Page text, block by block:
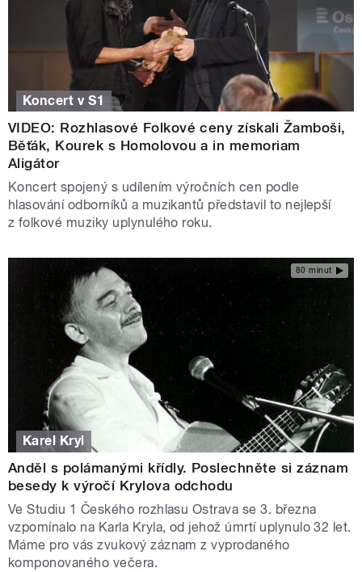
Koncert v S1
VIDEO: Rozhlasové Folkové ceny získali Žamboši,
Běťák, Kourek s Homolovou a in memoriam
Aligátor
Koncert spojený s udílením výročních cen podle
hlasování odborníků a muzikantů představil to nejlepší
z folkové muziky uplynulého roku.
80 minut
Karel Kryl
Anděl s polámanými křídly. Poslechněte si záznam
besedy k výročí Krylova odchodu
Ve Studiu 1 Českého rozhlasu Ostrava se 3. března
vzpomínalo na Karla Kryla, od jehož úmrtí uplynulo 32 let.
Máme pro vás zvukový záznam z vyprodaného
komponovaného večera.